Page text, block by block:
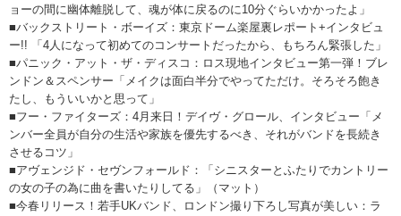
ョーの間に幽体離脱して、魂が体に戻るのに10分ぐらいかかったよ」
■バックストリート・ボーイズ：東京ドーム楽屋裏レポート+インタビュ
ー!! 「4人になって初めてのコンサートだったから、もちろん緊張した」
■パニック・アット・ザ・ディスコ：ロス現地インタビュー第一弾！ブレ
ンドン＆スペンサー「メイクは面白半分でやってただけ。そろそろ飽き
たし、もういいかと思って」
■フー・ファイターズ：4月来日！デイヴ・グロール、インタビュー「メ
ンバー全員が自分の生活や家族を優先するべき、それがバンドを長続き
させるコツ」
■アヴェンジド・セヴンフォールド：「シニスターとふたりでカントリー
の女の子の為に曲を書いたりしてる」（マット）
■今春リリース！若手UKバンド、ロンドン撮り下ろし写真が美しい：ラ